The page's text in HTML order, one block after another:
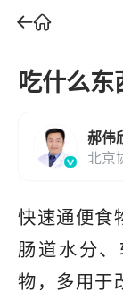
吃什么
郝伟
北京
快速通便食
肠道水分
物，多用于